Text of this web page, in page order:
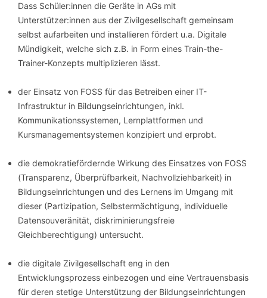
Dass Schüler:innen die Geräte in AGs mit
Unterstützer:innen aus der Zivilgesellschaft gemeinsam
selbst aufarbeiten und installieren fördert u.a. Digitale
Mündigkeit, welche sich z.B. in Form eines Train-the-
Trainer-Konzepts multiplizieren lässt.
der Einsatz von FOSS für das Betreiben einer IT-
Infrastruktur in Bildungseinrichtungen, inkl.
Kommunikationssystemen, Lernplattformen und
Kursmanagementsystemen konzipiert und erprobt.
die demokratiefördernde Wirkung des Einsatzes von FOSS
(Transparenz, Überprüfbarkeit, Nachvollziehbarkeit) in
Bildungseinrichtungen und des Lernens im Umgang mit
dieser (Partizipation, Selbstermächtigung, individuelle
Datensouveränität, diskriminierungsfreie
Gleichberechtigung) untersucht.
die digitale Zivilgesellschaft eng in den
Entwicklungsprozess einbezogen und eine Vertrauensbasis
für deren stetige Unterstützung der Bildungseinrichtungen